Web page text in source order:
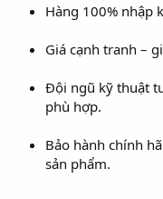
Hàng 100% nhập
Giá cạnh tranh –
Đội ngũ kỹ thuật
phù hợp.
Bảo hành chính
sản phẩm.